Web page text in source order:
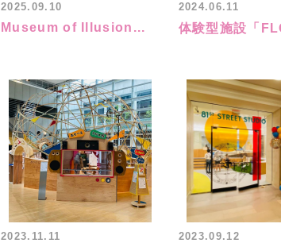
2025.09.10
Museum of Illusion...
2024.06.11
体験型施設「
2023.11.11 2023.09.12